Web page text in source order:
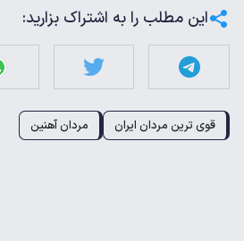
این مطلب را به اشتراک بزارید:
قوی ترین مردان ایران مردان آهنین